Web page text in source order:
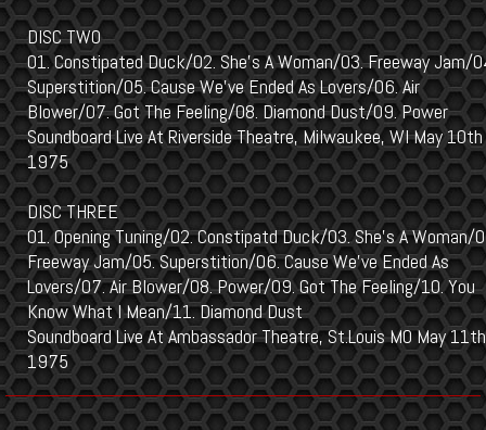
DISC TWO
01. Constipated Duck/02. She’s A Woman/03. Freeway Jam/
Superstition/05. Cause We’ve Ended As Lovers/06. Air
Blower/07. Got The Feeling/08. Diamond Dust/09. Power
Soundboard Live At Riverside Theatre, Milwaukee, WI May 10th
1975
DISC THREE
01. Opening Tuning/02. Constipatd Duck/03. She’s A Woman/
Freeway Jam/05. Superstition/06. Cause We’ve Ended As
Lovers/07. Air Blower/08. Power/09. Got The Feeling/10. You
Know What I Mean/11. Diamond Dust
Soundboard Live At Ambassador Theatre, St.Louis MO May 11th
1975